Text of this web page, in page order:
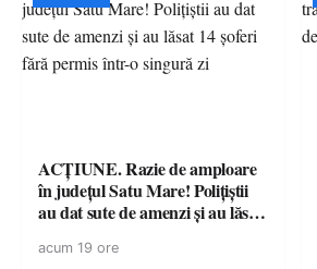
ACȚIUNE. Razie de amploare
în județul Satu Mare! Polițiștii
au dat sute de amenzi și au lăsat
singură zi
acum 19 ore